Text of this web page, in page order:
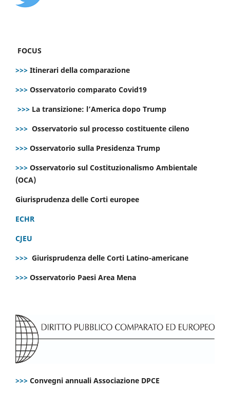
FOCUS
>>> Itinerari della comparazione
>>> Osservatorio comparato Covid19
>>> La transizione: l’America dopo Trump
>>> Osservatorio sul processo costituente cileno
>>> Osservatorio sulla Presidenza Trump
>>> Osservatorio sul Costituzionalismo Ambientale
(OCA)
Giurisprudenza delle Corti europee
ECHR
CJEU
>>> Giurisprudenza delle Corti Latino-americane
>>> Osservatorio Paesi Area Mena
>>> Convegni annuali Associazione DPCE